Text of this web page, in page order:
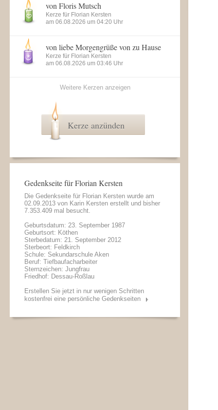
von Floris Mutsch
Kerze für Florian Kersten
am 06.08.2026 um 04:20 Uhr
von liebe Morgengrüße von zu Hause
Kerze für Florian Kersten
am 06.08.2026 um 03:46 Uhr
Weitere Kerzen anzeigen
Kerze anzünden
Gedenkseite für Florian Kersten
Die Gedenkseite für Florian Kersten wurde am
02.09.2013 von Karin Kersten erstellt und bisher
7.353.409 mal besucht.
Geburtsdatum: 23. September 1987
Geburtsort: Köthen
Sterbedatum: 21. September 2012
Sterbeort: Feldkirch
Schule: Sekundarschule Aken
Beruf: Tiefbaufacharbeiter
Sternzeichen: Jungfrau
Friedhof: Dessau-Roßlau
Erstellen Sie jetzt in nur wenigen Schritten
kostenfrei eine persönliche Gedenkseiten